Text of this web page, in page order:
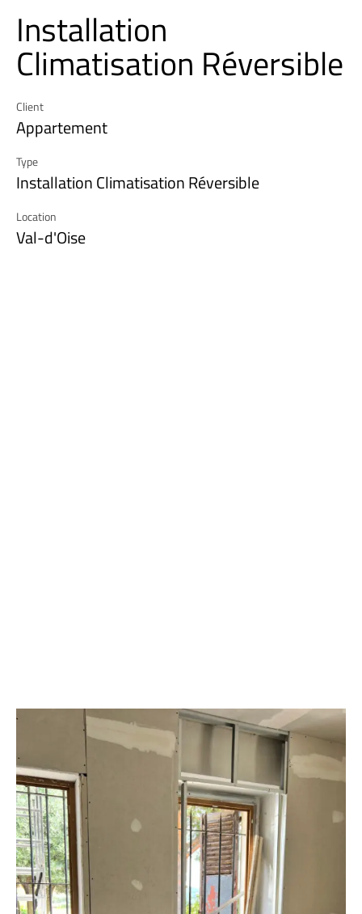
Client
Appartement
Type
Installation Climatisation Réversible
Location
Val-d'Oise
Installation
Climatisation Réversible